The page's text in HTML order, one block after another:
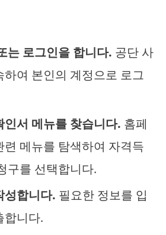
는 로그인을 합니다. 공단 사
하여 본인의 계정으로 로그
인서 메뉴를 찾습니다. 홈페
련 메뉴를 탐색하여 자격득
구를 선택합니다.
성합니다. 필요한 정보를 입
합니다.